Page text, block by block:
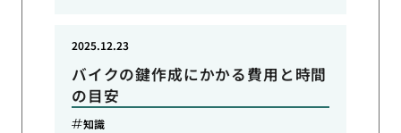
バイクの鍵作成にかかる費用と時間
の目安
2025.12.23
知識